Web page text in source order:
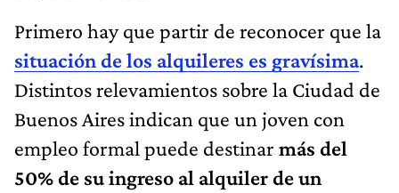
Primero hay que partir de reconocer que la
situación de los alquileres es gravísima.
Distintos relevamientos sobre la Ciudad de
Buenos Aires indican que un joven con
empleo formal puede destinar más del
50% de su ingreso al alquiler de un